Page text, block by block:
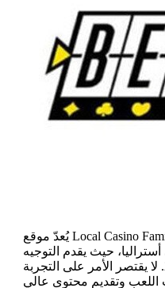
يُعدّ موقع Local Casino Family من أفضل برامج تحليل
حيث يقدم التوجيه
والتحليل والتطوير منذ عام 2017. لا يقتصر الأمر على التجربة
وتقديم محتوى عالي